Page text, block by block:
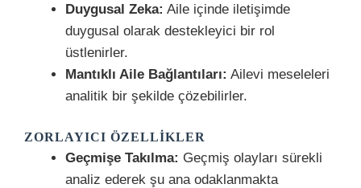
Duygusal Zeka: Aile içinde iletişimde
duygusal olarak destekleyici bir rol
üstlenirler.
Mantıklı Aile Bağlantıları: Ailevi meseleleri
analitik bir şekilde çözebilirler.
ZORLAYICI ÖZELLIKLER
Geçmişe Takılma: Geçmiş olayları sürekli
analiz ederek şu ana odaklanmakta